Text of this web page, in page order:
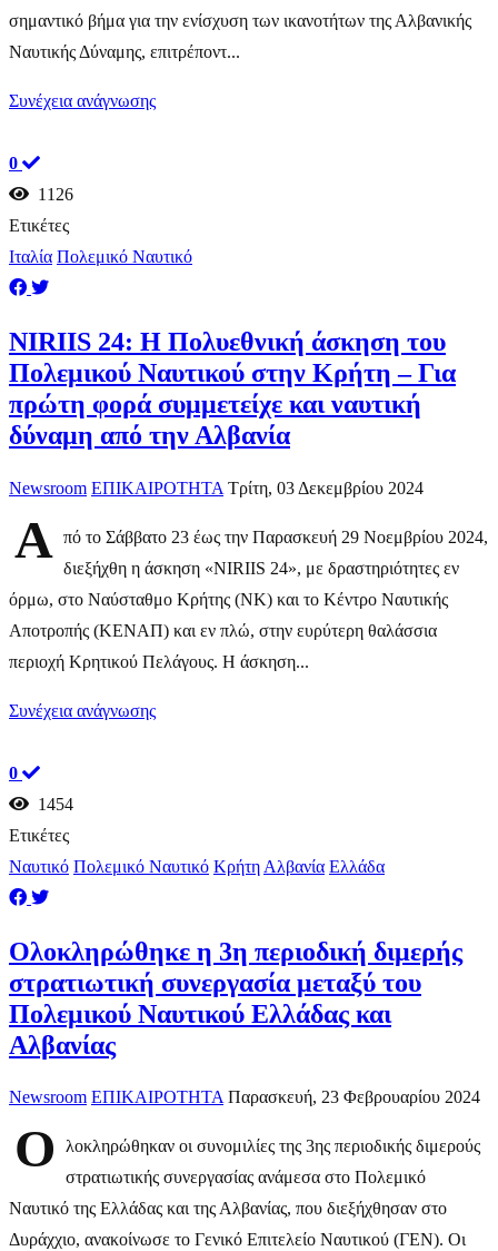
σημαντικό βήμα για την ενίσχυση των ικανοτήτων της Αλβανικής
Ναυτικής Δύναμης, επιτρέποντ...
Συνέχεια ανάγνωσης
0
1126
Ετικέτες
Ιταλία Πολεμικό Ναυτικό
NIRIIS 24: Η Πολυεθνική άσκηση του
Πολεμικού Ναυτικού στην Κρήτη – Για
πρώτη φορά συμμετείχε και ναυτική
δύναμη από την Αλβανία
Newsroom ΕΠΙΚΑΙΡΟΤΗΤΑ Τρίτη, 03 Δεκεμβρίου 2024
Α πό το Σάββατο 23 έως την Παρασκευή 29 Νοεμβρίου 2024,
διεξήχθη η άσκηση «NIRIIS 24», με δραστηριότητες εν
όρμω, στο Ναύσταθμο Κρήτης (ΝΚ) και το Κέντρο Ναυτικής
Αποτροπής (ΚΕΝΑΠ) και εν πλώ, στην ευρύτερη θαλάσσια
περιοχή Κρητικού Πελάγους. Η άσκηση...
Συνέχεια ανάγνωσης
0
1454
Ετικέτες
Ναυτικό Πολεμικό Ναυτικό Κρήτη Αλβανία Ελλάδα
Ολοκληρώθηκε η 3η περιοδική διμερής
στρατιωτική συνεργασία μεταξύ του
Πολεμικού Ναυτικού Ελλάδας και
Αλβανίας
Newsroom ΕΠΙΚΑΙΡΟΤΗΤΑ Παρασκευή, 23 Φεβρουαρίου 2024
Ο
λοκληρώθηκαν οι συνομιλίες της 3ης περιοδικής διμερούς
στρατιωτικής συνεργασίας ανάμεσα στο Πολεμικό
Ναυτικό της Ελλάδας και της Αλβανίας, που διεξήχθησαν στο
Δυράχχιο, ανακοίνωσε το Γενικό Επιτελείο Ναυτικού (ΓΕΝ). Οι